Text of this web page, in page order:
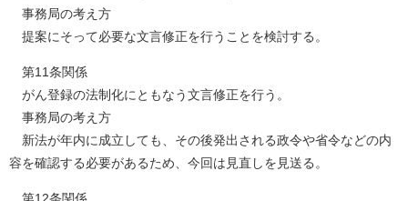
事務局の考え方
提案にそって必要な文言修正を行うことを検討する。
第11条関係
がん登録の法制化にともなう文言修正を行う。
事務局の考え方
新法が年内に成立しても、その後発出される政令や省令などの内
容を確認する必要があるため、今回は見直しを見送る。